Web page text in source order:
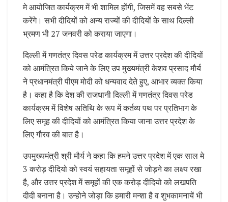
मे आयोजित कार्यक्रम में भी शामिल होंगी, जिसमें वह सबसे भेंट
करेंगे। सभी दीदियों को अन्य राज्यों की दीदियों के साथ दिल्ली
भ्रमण भी 27 जनवरी को कराया जाएगा।
दिल्ली में गणतंत्र दिवस परेड कार्यक्रम में उत्तर प्रदेश की दीदियों
को आमंत्रित किये जाने के लिए उप मुख्यमंत्री केशव प्रसाद मौर्य
ने प्रधानमंत्री पीएम मोदी को धन्यवाद देते हुए, आभार व्यक्त किया
है। कहा है कि देश की राजधानी दिल्ली में गणतंत्र दिवस परेड
कार्यक्रम में विशेष अतिथि के रूप में कर्तव्य पथ पर प्रतिभाग के
लिए समूह की दीदियों को आमंत्रित किया जाना उत्तर प्रदेश के
लिए गौरव की बात है।
उपमुख्यमंत्री श्री मौर्य ने कहा कि हमने उत्तर प्रदेश में एक साल मे
3 करोड़ दीदियो को स्वयं सहायता समूहों से जोड़ने का लक्ष्य रखा
है, और उत्तर प्रदेश में समूहों की एक करोड़ दीदियो को लखपति
दीदी बनाना है। उन्होने जोड़ा कि हमारी मन्शा है व शुभकामनायें भी